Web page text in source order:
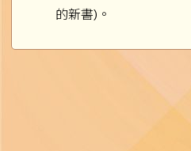
的新書)。